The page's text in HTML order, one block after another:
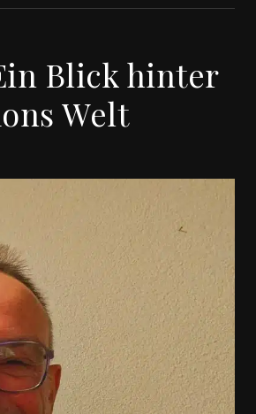
Blick hinter
Welt